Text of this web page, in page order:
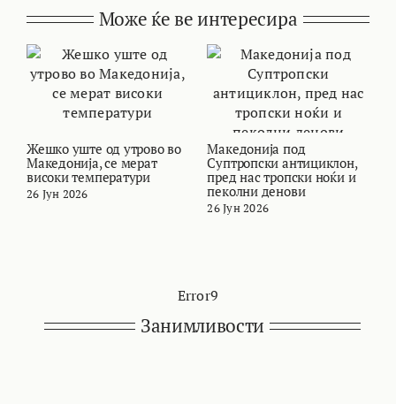
Може ќе ве интересира
Жешко уште од утрово во
Македонија, се мерат
високи температури
26 Јун 2026
Македонија под
Суптропски антициклон,
пред нас тропски ноќи и
пеколни денови
26 Јун 2026
Error9
Занимливости